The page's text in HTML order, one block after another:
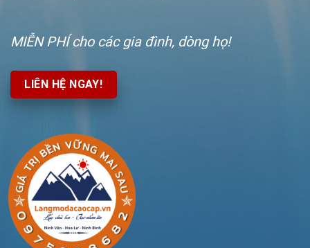
MIỄN PHÍ cho các gia đình, dòng họ!
LIÊN HỆ NGAY!